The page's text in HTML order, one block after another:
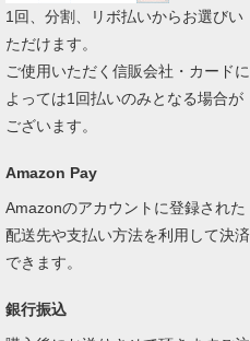
1回、分割、リボ払いからお選びい
ただけます。
ご使用いただく信販会社・カードに
よっては1回払いのみとなる場合が
ございます。
Amazon Pay
Amazonのアカウントに登録された
配送先や支払い方法を利用して決済
できます。
銀行振込